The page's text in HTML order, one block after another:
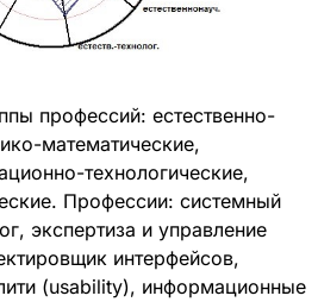
профессий: естественно-
математические,
технологические,
Профессии: системный
экспертиза и управление
интерфейсов,
(usability), информационные